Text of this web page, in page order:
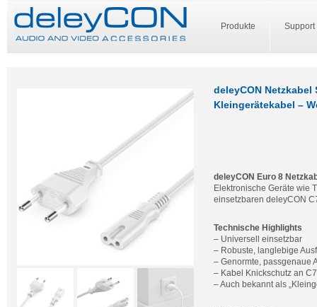
Produkte Support
deleyCON
Kleingerätekabel –
deleyCON Euro 8
Elektronische Geräte wie
einsetzbaren deleyCON
Technische Highlights
– Universell einsetzbar
– Robuste, langlebige
– Genormte, passgenaue
– Kabel Knickschutz an
– Auch bekannt als